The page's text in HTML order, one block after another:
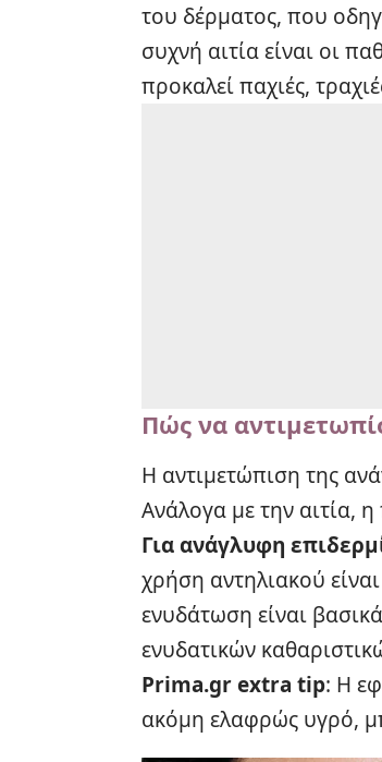
του δέρματος, που
συχνή αιτία είναι οι
προκαλεί παχιές,
Πώς να
Η αντιμετώπιση της
Ανάλογα με την αιτία,
Για ανάγλυφη
χρήση αντηλιακού
ενυδάτωση είναι
ενυδατικών
Prima.gr extra tip: Η
ακόμη ελαφρώς υγρό,